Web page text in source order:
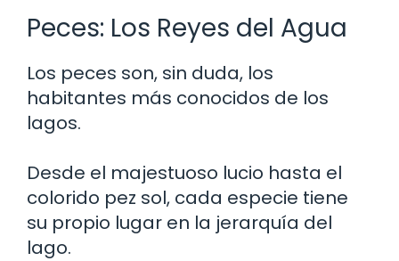
Peces: Los Reyes del Agua
Los peces son, sin duda, los
habitantes más conocidos de los
lagos.
Desde el majestuoso lucio hasta el
colorido pez sol, cada especie tiene
su propio lugar en la jerarquía del
lago.